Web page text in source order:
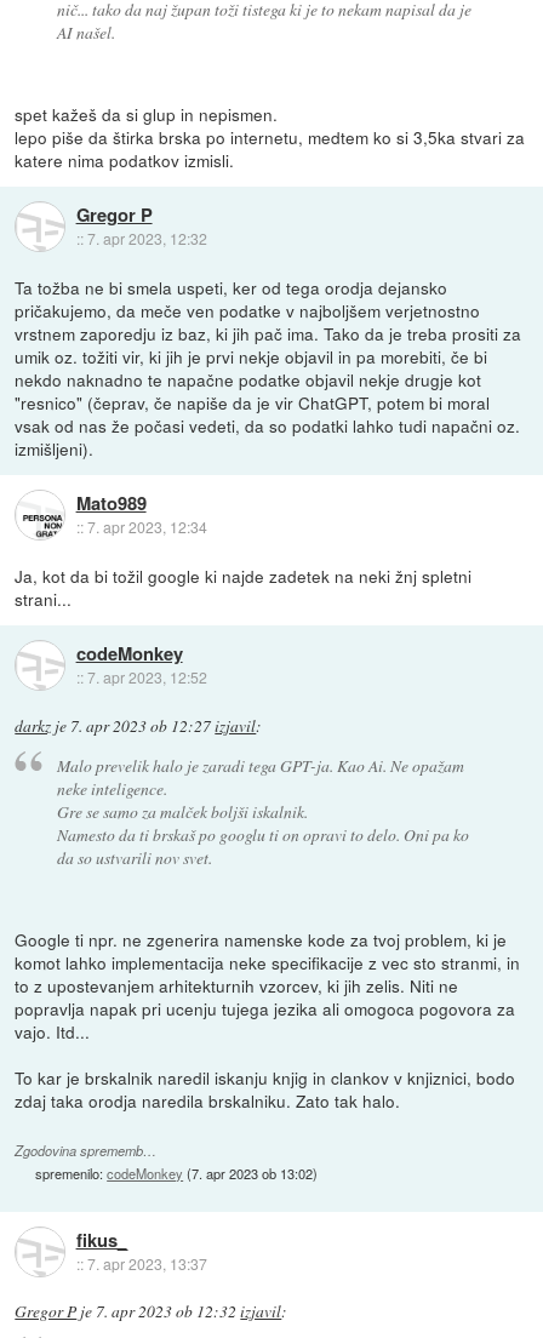
nič... tako da naj župan toži tistega ki je to nekam napisal da je
AI našel.
spet kažeš da si glup in nepismen.
lepo piše da štirka brska po internetu, medtem ko si 3,5ka stvari za
katere nima podatkov izmisli.
Gregor P
::7. apr 2023, 12:32
Ta tožba ne bi smela uspeti, ker od tega orodja dejansko
pričakujemo, da meče ven podatke v najboljšem verjetnostno
vrstnem zaporedju iz baz, ki jih pač ima. Tako da je treba prositi za
umik oz. tožiti vir, ki jih je prvi nekje objavil in pa morebiti, če bi
nekdo naknadno te napačne podatke objavil nekje drugje kot
"resnico" (čeprav, če napiše da je vir ChatGPT, potem bi moral
vsak od nas že počasi vedeti, da so podatki lahko tudi napačni oz.
izmišljeni).
Mato989
::7. apr 2023, 12:34
Ja, kot da bi tožil google ki najde zadetek na neki žnj spletni
strani...
codeMonkey
::7. apr 2023, 12:52
darkz je 7. apr 2023 ob 12:27izjavil:
Malo prevelik halo je zaradi tega GPT-ja. Kao Ai. Ne opažam
neke inteligence.
Gre se samo za malček boljši iskalnik.
Namesto da ti brskaš po googlu ti on opravi to delo. Oni pa ko
da so ustvarili nov svet.
Google ti npr. ne zgenerira namenske kode za tvoj problem, ki je
komot lahko implementacija neke specifikacije z vec sto stranmi, in
to z upostevanjem arhitekturnih vzorcev, ki jih zelis. Niti ne
popravlja napak pri ucenju tujega jezika ali omogoca pogovora za
vajo. Itd...
To kar je brskalnik naredil iskanju knjig in clankov v knjiznici, bodo
zdaj taka orodja naredila brskalniku. Zato tak halo.
Zgodovina sprememb…
spremenilo:codeMonkey (7. apr 2023 ob 13:02)
fikus_
::7. apr 2023, 13:37
Gregor P je 7. apr 2023 ob 12:32 izjavil: